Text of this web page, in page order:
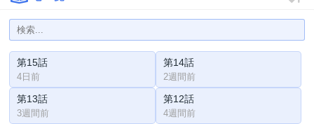
第15話
4日前
第14話
2週間前
第13話
3週間前
第12話
4週間前